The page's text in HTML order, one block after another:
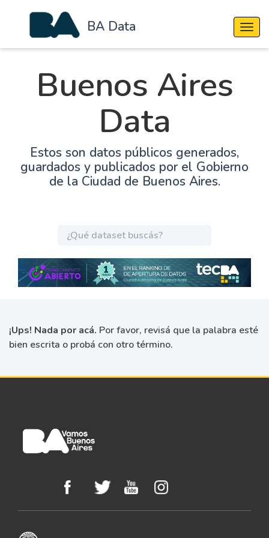
BA Data
Buenos Aires
Data
Estos son datos públicos generados,
guardados y publicados por el Gobierno
de la Ciudad de Buenos Aires.
¡Ups! Nada por acá. Por favor, revisá que la palabra esté
bien escrita o probá con otro término.